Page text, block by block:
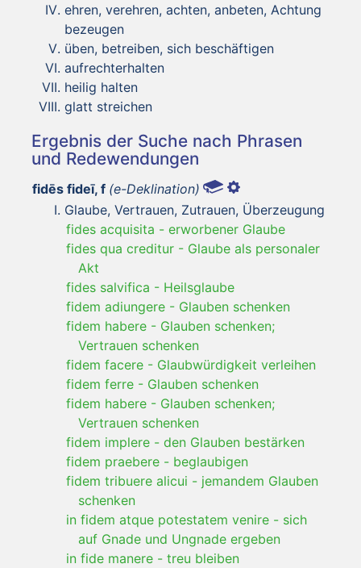
ehren, verehren, achten, anbeten, Achtung
bezeugen
üben, betreiben, sich beschäftigen
aufrechterhalten
heilig halten
glatt streichen
Ergebnis der Suche nach Phrasen
und Redewendungen
fidēs fideī, f (e-Deklination)
Glaube, Vertrauen, Zutrauen, Überzeugung
fides acquisita - erworbener Glaube
fides qua creditur - Glaube als personaler
Akt
fides salvifica - Heilsglaube
fidem adiungere - Glauben schenken
fidem habere - Glauben schenken;
Vertrauen schenken
fidem facere - Glaubwürdigkeit verleihen
fidem ferre - Glauben schenken
fidem habere - Glauben schenken;
Vertrauen schenken
fidem implere - den Glauben bestärken
fidem praebere - beglaubigen
fidem tribuere alicui - jemandem Glauben
schenken
in fidem atque potestatem venire - sich
auf Gnade und Ungnade ergeben
in fide manere - treu bleiben